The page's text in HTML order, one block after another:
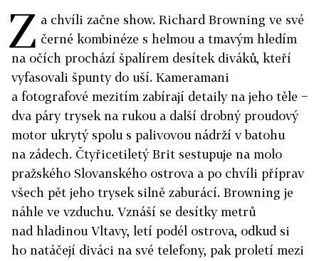
Z a chvíli začne show. Richard Browning ve své
černé kombinéze s helmou a tmavým hledím
na očích prochází špalírem desítek diváků, kteří
vyfasovali špunty do uší. Kameramani
a fotografové mezitím zabírají detaily na jeho těle −
dva páry trysek na rukou a další drobný proudový
motor ukrytý spolu s palivovou nádrží v batohu
na zádech. Čtyřicetiletý Brit sestupuje na molo
pražského Slovanského ostrova a po chvíli příprav
všech pět jeho trysek silně zaburácí. Browning je
náhle ve vzduchu. Vznáší se desítky metrů
nad hladinou Vltavy, letí podél ostrova, odkud si
ho natáčejí diváci na své telefony, pak proletí mezi